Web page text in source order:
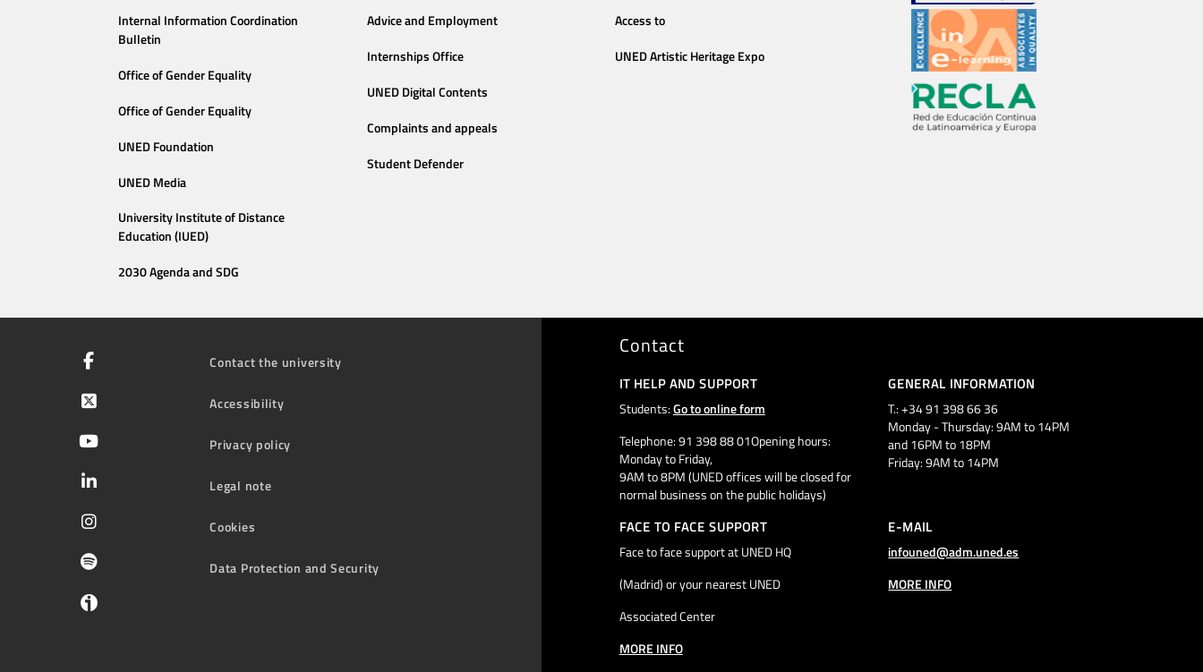
Internal Information Coordination
Bulletin
Office of Gender Equality
Office of Gender Equality
UNED Foundation
UNED Media
University Institute of Distance
Education (IUED)
2030 Agenda and SDG
Advice and Employment
Internships Office
UNED Digital Contents
Complaints and appeals
Student Defender
Access to
UNED Artistic Heritage Expo
Contact the university
Accessibility
Privacy policy
Legal note
Cookies
Data Protection and Security
Contact
IT HELP AND SUPPORT
Students:Go to online form
Telephone: 91 398 88 01Opening hours:
Monday to Friday,
9AM to 8PM (UNED offices will be closed for
normal business on the public holidays)
GENERAL INFORMATION
T.: +34 91 398 66 36
Monday - Thursday: 9AM to 14PM
and 16PM to 18PM
Friday: 9AM to 14PM
FACE TO FACE SUPPORT
Face to face support at UNED HQ
(Madrid) or your nearest UNED
Associated Center
MORE INFO
E-MAIL
infouned@adm.uned.es
MORE INFO